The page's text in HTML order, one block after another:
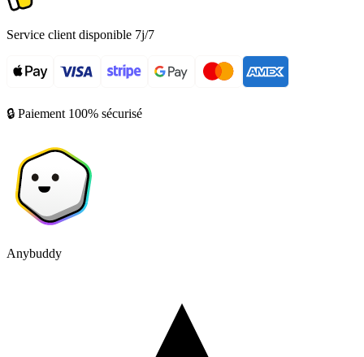
Service client disponible 7j/7
🔒 Paiement 100% sécurisé
Anybuddy